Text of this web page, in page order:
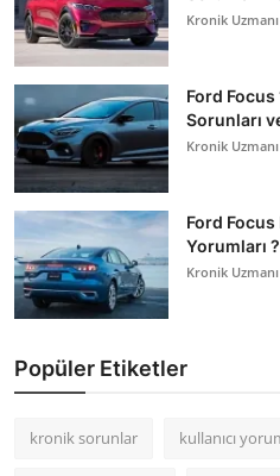
Kronik Uzmanı
Ford
Sorunları
Kronik Uzmanı
Ford Focus
Yorumları ?
Kronik Uzmanı
Popüler Etiketler
kronik sorunlar kullanıcı